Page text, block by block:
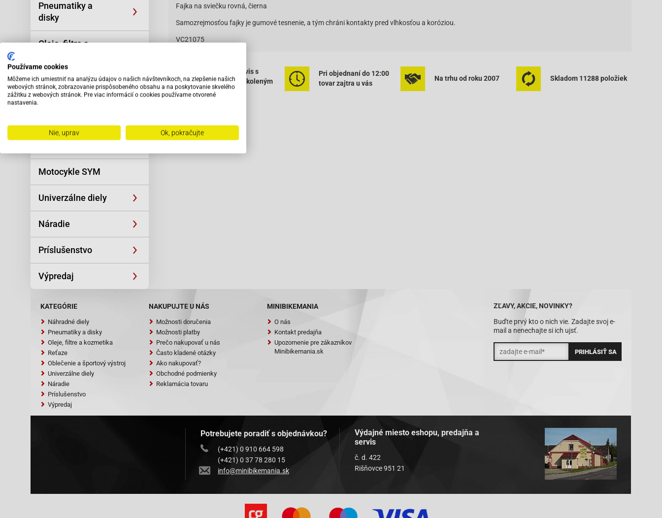
Pneumatiky a
disky
Oleje, filtre a
Reťaze
Motocykle SYM
Univerzálne diely
Náradie
Príslušenstvo
Výpredaj
Fajka na sviečku rovná, čierna
Samozrejmosťou fajky je gumové tesnenie, a tým chráni kontakty pred vlhkosťou a koróziou.
VC21075
Vybavený servis s
odborným vyškoleným
personálom
Pri objednaní do 12:00
tovar zajtra u vás
Na trhu od roku 2007 Skladom 11288 položiek
ZĽAVY, AKCIE, NOVINKY?
Buďte prvý kto o nich vie. Zadajte svoj e-
mail a nenechajte si ich ujsť.
KATEGÓRIE
Náhradné diely
Pneumatiky a disky
Oleje, filtre a kozmetika
Reťaze
Oblečenie a športový výstroj
Univerzálne diely
Náradie
Príslušenstvo
Výpredaj
NAKUPUJTE U NÁS
Možnosti doručenia
Možnosti platby
Prečo nakupovať u nás
Často kladené otázky
Ako nakupovať?
Obchodné podmienky
Reklamácia tovaru
MINIBIKEMANIA
O nás
Kontakt predajňa
Upozornenie pre zákazníkov
Minibikemania.sk
Potrebujete poradiť s objednávkou?
(+421) 0 910 664 598
(+421) 0 37 78 280 15
info@minibikemania.sk
Výdajné miesto eshopu, predajňa a
servis
č. d. 422
Rišňovce 951 21
Používame cookies
Môžeme ich umiestniť na analýzu údajov o našich návštevníkoch, na zlepšenie našich
webových stránok, zobrazovanie prispôsobeného obsahu a na poskytovanie skvelého
zážitku z webových stránok. Pre viac informácií o cookies používame otvorené
nastavenia.
Nie, uprav Ok, pokračujte